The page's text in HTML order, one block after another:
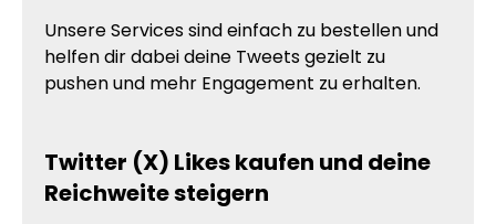
Unsere Services sind einfach zu bestellen und
helfen dir dabei deine Tweets gezielt zu
pushen und mehr Engagement zu erhalten.
Twitter (X) Likes kaufen und deine
Reichweite steigern